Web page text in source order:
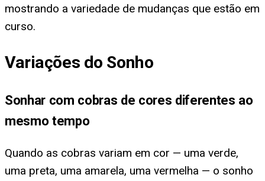
mostrando a variedade de mudanças que estão em
curso.
Variações do Sonho
Sonhar com cobras de cores diferentes ao
mesmo tempo
Quando as cobras variam em cor — uma verde,
uma preta, uma amarela, uma vermelha — o sonho